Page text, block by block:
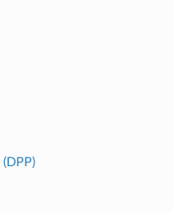
(DPP)